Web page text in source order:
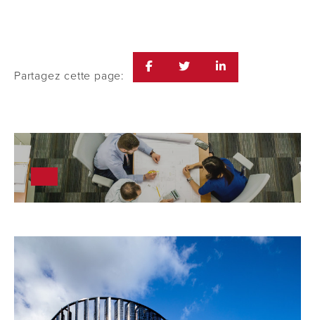
Partagez cette page: